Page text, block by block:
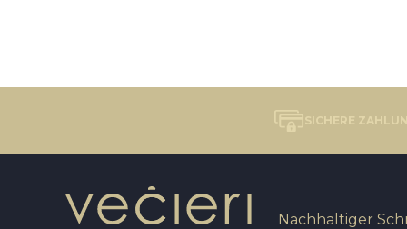
SICHERE
Nachhaltiger